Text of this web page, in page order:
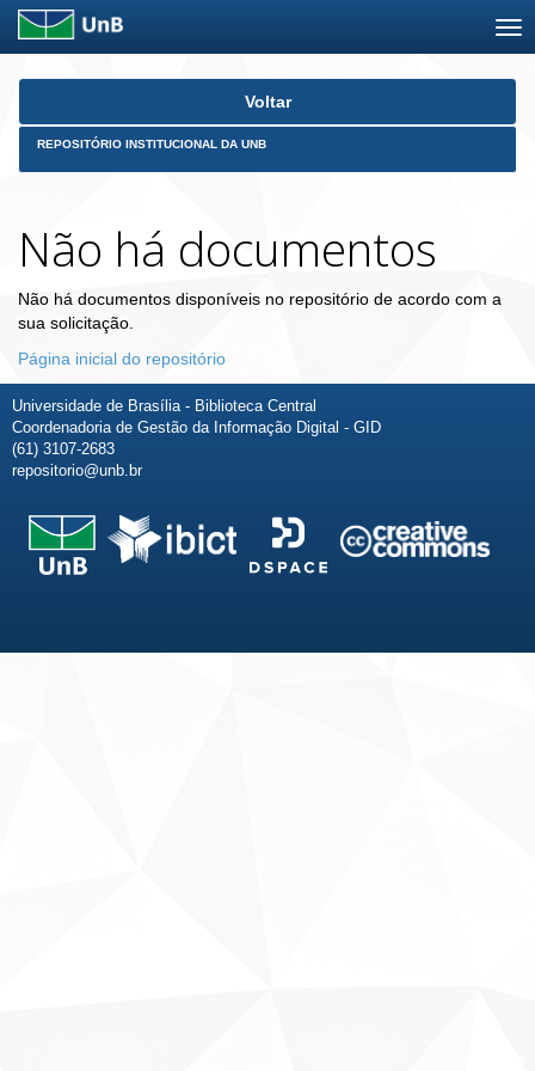
Skip
Voltar
REPOSITÓRIO INSTITUCIONAL DA UNB
Não há documentos
Não há documentos disponíveis no repositório de acordo com a
sua solicitação.
Página inicial do repositório
Universidade de Brasília - Biblioteca Central
Coordenadoria de Gestão da Informação Digital - GID
(61) 3107-2683
repositorio@unb.br